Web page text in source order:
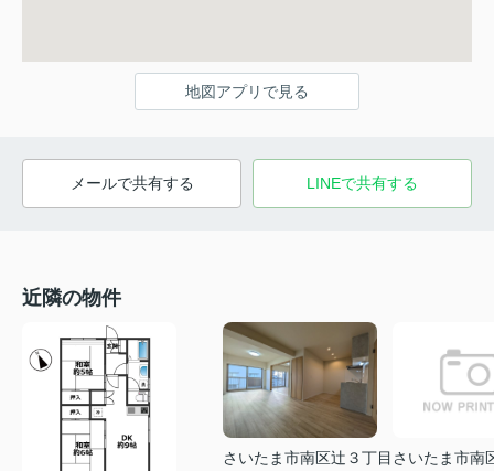
地図アプリで見る
メールで共有する LINEで共有する
近隣の物件
さいたま市南区辻３丁目 さいたま市南